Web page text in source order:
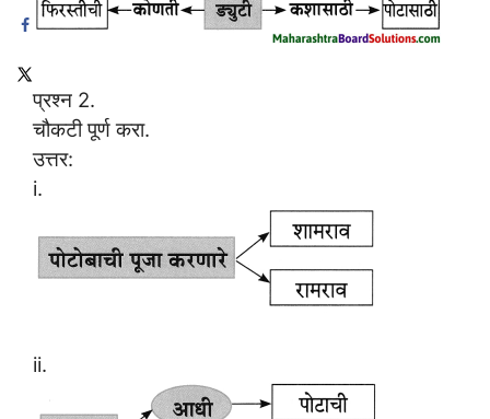
प्रश्न 2.
चौकटी पूर्ण करा.
उत्तर:
i.
ii.